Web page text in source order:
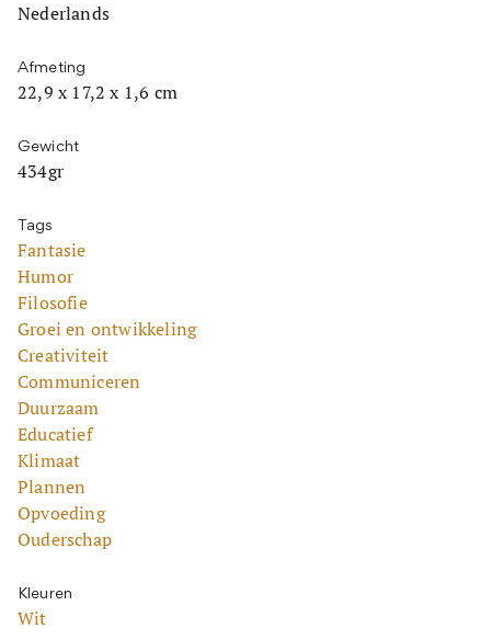
Nederlands
Afmeting
22,9 x 17,2 x 1,6 cm
Gewicht
434gr
Tags
Fantasie
Humor
Filosofie
Groei en ontwikkeling
Creativiteit
Communiceren
Duurzaam
Educatief
Klimaat
Plannen
Opvoeding
Ouderschap
Kleuren
Wit